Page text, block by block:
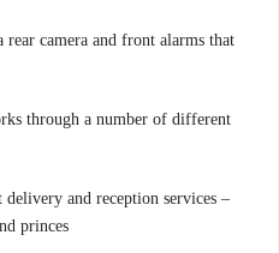
rear camera and front alarms that
through a number of different
and reception services –
princes